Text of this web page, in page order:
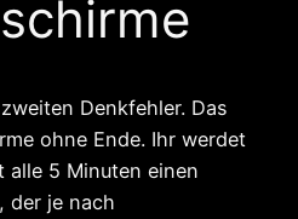
Denkfehler. Das
ohne Ende. Ihr werdet
alle 5 Minuten einen
der je nach